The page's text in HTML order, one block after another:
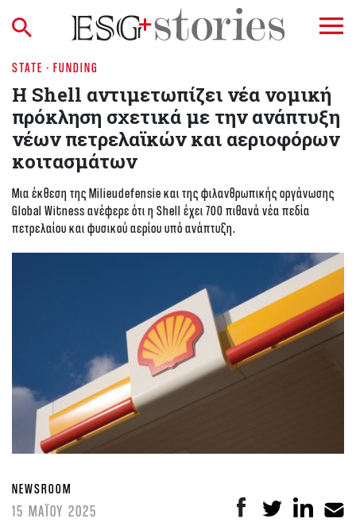
STATE - FUNDING
Η Shell αντιμετωπίζει νέα νομική
πρόκληση σχετικά με την ανάπτυξη
νέων πετρελαϊκών και αεριοφόρων
κοιτασμάτων
Μια έκθεση της Milieudefensie και της φιλανθρωπικής οργάνωσης
Global Witness ανέφερε ότι η Shell έχει 700 πιθανά νέα πεδία
πετρελαίου και φυσικού αερίου υπό ανάπτυξη.
NEWSROOM
15 ΜΑΪΟΥ 2025